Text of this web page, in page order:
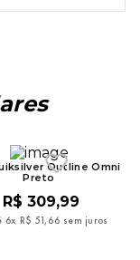
Outline Omni
Preto
R$ 309,99
6x R$ 51, 66 sem juros